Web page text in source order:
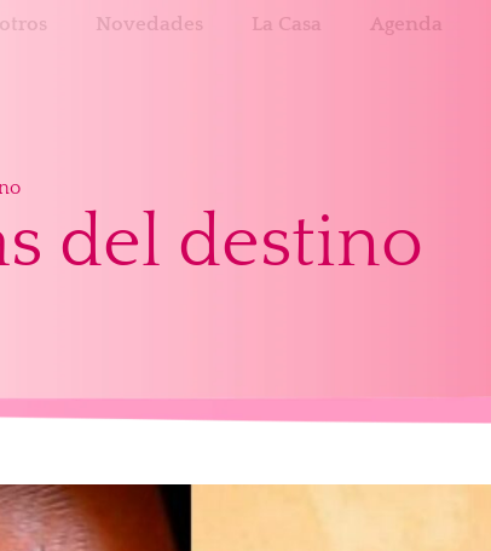
Novedades La Casa Agenda
del destino